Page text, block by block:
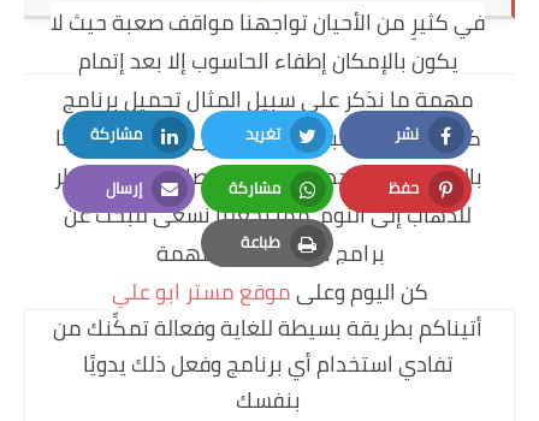
في كثيرٍ من الأحيان تواجهنا مواقف صعبة حيث لا
يكون بالإمكان إطفاء الحاسوب إلا بعد إتمام
مهمةٍ ما نذكر على سبيل المثال تحميل برنامج
كبير الحجم أو لعبةٍ ما ونضطر إلى انتظار تحميلها
بالكامل وذلك يحدث بالليل خصوصا حيث أننا نضطر
للذهاب إلى النوممما يجعلنا نسعى للبحث عن
برامج تقوم بهذه المهمة
كن اليوم وعلىموقع مستر ابو علي
أتيناكم بطريقة بسيطة للغاية وفعالة تمكِّنك من
تفادي استخدام أي برنامج وفعل ذلك يدويًا
بنفسك
نشر
Facebook
تغريد
Twitter
مشاركة
LinkedIn
حفظ
Pinterest
مشاركة
Whatsapp
إرسال
Email
طباعة
Print